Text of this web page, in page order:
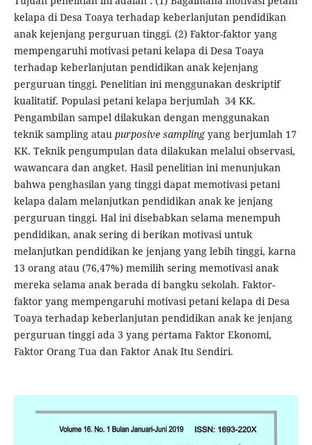
kelapa di Desa Toaya terhadap keberlanjutan pendidikan
anak kejenjang perguruan tinggi. (2) Faktor-faktor yang
mempengaruhi motivasi petani kelapa di Desa Toaya
terhadap keberlanjutan pendidikan anak kejenjang
perguruan tinggi. Penelitian ini menggunakan deskriptif
kualitatif. Populasi petani kelapa berjumlah 34 KK.
Pengambilan sampel dilakukan dengan menggunakan
teknik sampling atau purposive samplingyang berjumlah 17
KK. Teknik pengumpulan data dilakukan melalui observasi,
wawancara dan angket. Hasil penelitian ini menunjukan
bahwa penghasilan yang tinggi dapat memotivasi petani
kelapa dalam melanjutkan pendidikan anak ke jenjang
perguruan tinggi. Hal ini disebabkan selama menempuh
pendidikan, anak sering di berikan motivasi untuk
melanjutkan pendidikan ke jenjang yang lebih tinggi, karna
13 orang atau (76,47%) memilih sering memotivasi anak
mereka selama anak berada di bangku sekolah. Faktor-
faktor yang mempengaruhi motivasi petani kelapa di Desa
Toaya terhadap keberlanjutan pendidikan anak ke jenjang
perguruan tinggi ada 3 yang pertama Faktor Ekonomi,
Faktor Orang Tua dan Faktor Anak Itu Sendiri.